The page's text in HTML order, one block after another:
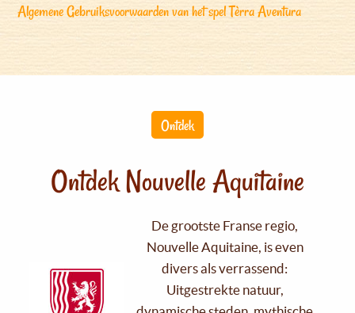
Algemene Gebruiksvoorwaarden van het spel Tèrra Aventura
Ontdek
Ontdek Nouvelle Aquitaine
De grootste Franse regio,
Nouvelle Aquitaine, is even
divers als verrassend:
Uitgestrekte natuur,